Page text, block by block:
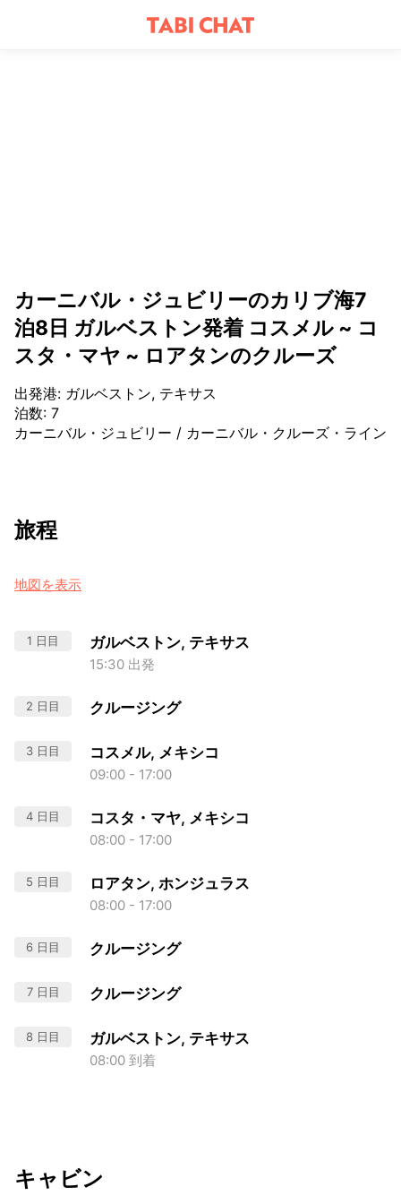
カーニバル・ジュビリーのカリブ海7
泊8日 ガルベストン発着 コスメル ~ コ
スタ・マヤ ~ ロアタンのクルーズ
出発港: ガルベストン, テキサス
泊数: 7
カーニバル・ジュビリー / カーニバル・クルーズ・ライン
旅程
地図を表示
1 日目 ガルベストン, テキサス
15:30 出発
2 日目 クルージング
3 日目 コスメル, メキシコ
09:00 - 17:00
4 日目 コスタ・マヤ, メキシコ
08:00 - 17:00
5 日目 ロアタン, ホンジュラス
08:00 - 17:00
6 日目 クルージング
7 日目 クルージング
8 日目 ガルベストン, テキサス
08:00 到着
キャビン